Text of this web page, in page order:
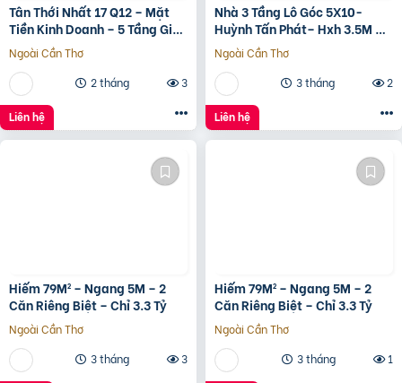
Tân Thới Nhất 17 Q12 – Mặt
Tiền Kinh Doanh – 5 Tầng Giá
13.6 Tỷ
Ngoài Cần Thơ
2 tháng
3
Liên hệ
Nhà 3 Tầng Lô Góc 5X10-
Huỳnh Tấn Phát– Hxh 3.5M –
Kinh Doanh Tốt – Shr Hoàn
Công Đủ- Giá 3 Tỷ Hơn.
Ngoài Cần Thơ
3 tháng
2
Liên hệ
Hiếm 79M² – Ngang 5M – 2
Căn Riêng Biệt – Chỉ 3.3 Tỷ
Ngoài Cần Thơ
3 tháng
3
Hiếm 79M² – Ngang 5M – 2
Căn Riêng Biệt – Chỉ 3.3 Tỷ
Ngoài Cần Thơ
3 tháng
1